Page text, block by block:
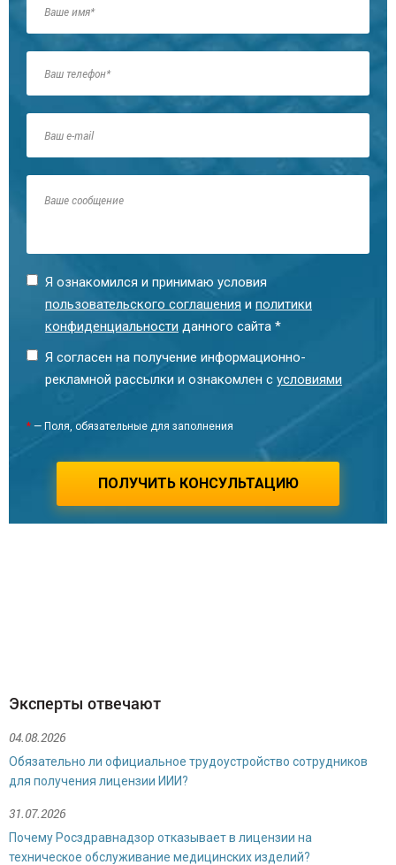
Технический специалист
Я ознакомился и принимаю условия
пользовательского соглашения и политики
конфиденциальности данного сайта *
Я согласен на получение информационно-
рекламной рассылки и ознакомлен с условиями
* — Поля, обязательные для заполнения
ПОЛУЧИТЬ КОНСУЛЬТАЦИЮ
Эксперты отвечают
04.08.2026
Обязательно ли официальное трудоустройство сотрудников
для получения лицензии ИИИ?
31.07.2026
Почему Росздравнадзор отказывает в лицензии на
техническое обслуживание медицинских изделий?